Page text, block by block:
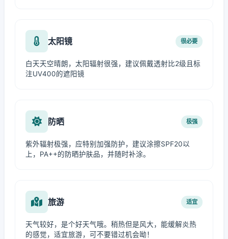
太阳镜 很必要
白天天空晴朗，太阳辐射很强，建议佩戴透射比2级且标
注UV400的遮阳镜
防晒 极强
紫外辐射极强，应特别加强防护，建议涂擦SPF20以
上，PA++的防晒护肤品，并随时补涂。
旅游 适宜
天气较好，是个好天气哦。稍热但是风大，能缓解炎热
的感觉，适宜旅游，可不要错过机会呦！